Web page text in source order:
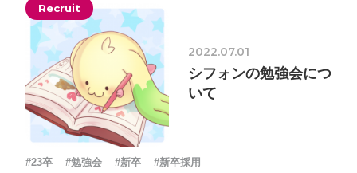
Recruit
2022.07.01
シフォンの勉強会につ
いて
#23卒 #勉強会 #新卒 #新卒採用